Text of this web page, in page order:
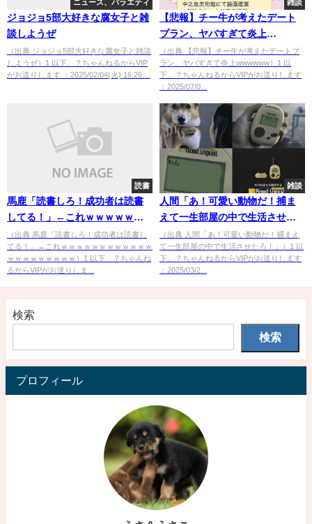
ニュース、バラエティ
ジョジョ5部大好きな腐女子と雑
談しようぜ
（出典 ジョジョ5部大好きな腐女子と雑談
しようぜ）1 以下、？ちゃんねるからVIP
がお送りします ：2025/02/04(火) 16:26:...
雑談
【悲報】チー牛が考えたデート
プラン、ヤバすぎて炎上
wwwwww
（出典 【悲報】チー牛が考えたデートプ
ラン、ヤバすぎて炎上wwwwww）1 以
下、？ちゃんねるからVIPがお送りします
：2025/07/0...
読書
馬鹿「読書しろ！成功者は読書
してる！」←これｗｗｗｗｗｗ
ｗｗｗｗｗｗｗｗｗｗｗｗｗｗ
ｗ
（出典 馬鹿「読書しろ！成功者は読書し
てる！」←これｗｗｗｗｗｗｗｗｗｗｗｗ
ｗｗｗｗｗｗｗｗｗ）1 以下、？ちゃんね
るからVIPがお送りしま...
雑談
人間「あ！可愛い動物だ！捕ま
えて一生部屋の中で生活させた
ろ！」
（出典 人間「あ！可愛い動物だ！捕まえ
て一生部屋の中で生活させたろ！」）1 以
下、？ちゃんねるからVIPがお送りします
：2025/03/2...
検索
検索
プロフィール